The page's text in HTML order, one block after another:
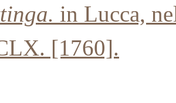
in Lucca,
[1760].